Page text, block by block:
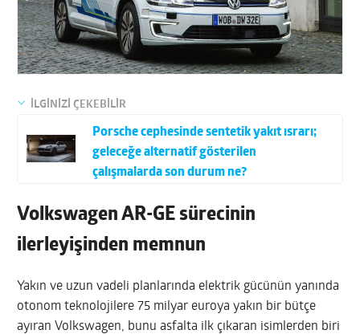
İLGİNİZİ ÇEKEBİLİR
Porsche cephesinde sentetik yakıt ısrarı;
geleceğe alternatif gösterilen
çalışmalarda son durum ne?
Volkswagen AR-GE sürecinin
ilerleyişinden memnun
Yakın ve uzun vadeli planlarında elektrik gücünün yanında
otonom teknolojilere 75 milyar euroya yakın bir bütçe
ayıran Volkswagen, bunu asfalta ilk çıkaran isimlerden biri